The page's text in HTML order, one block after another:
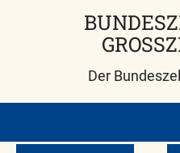
Der